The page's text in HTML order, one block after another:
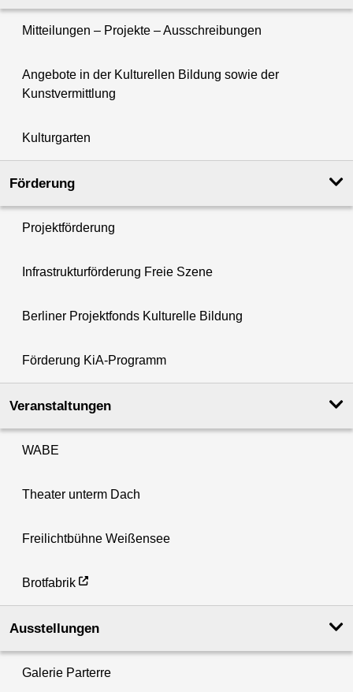
Mitteilungen – Projekte – Ausschreibungen
Angebote in der Kulturellen Bildung sowie der
Kunstvermittlung
Kulturgarten
Förderung
Projektförderung
Infrastrukturförderung Freie Szene
Berliner Projektfonds Kulturelle Bildung
Förderung KiA-Programm
Veranstaltungen
WABE
Theater unterm Dach
Freilichtbühne Weißensee
Brotfabrik
Ausstellungen
Galerie Parterre